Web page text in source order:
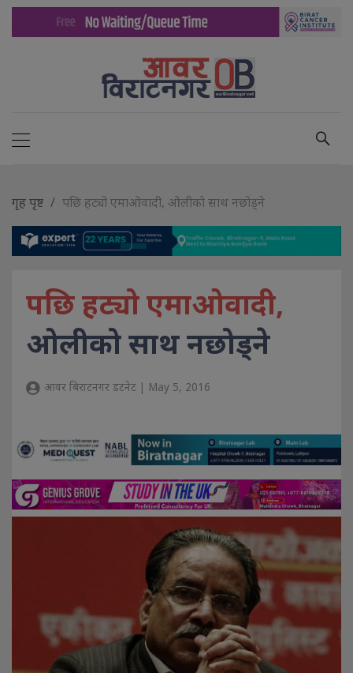
गृह पृष्ट पछि हट्यो एमाओवादी, ओलीको साथ नछोड्ने
पछि हट्यो एमाओवादी,
ओलीको साथ नछोड्ने
आवर बिराटनगर डटनेट | May 5, 2016